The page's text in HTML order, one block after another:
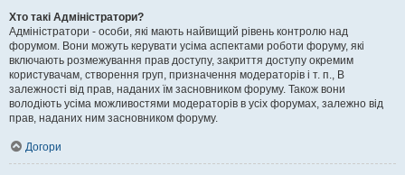
Хто такі Адміністратори?
Адміністратори - особи, які мають найвищий рівень контролю над
форумом. Вони можуть керувати усіма аспектами роботи форуму, які
включають розмежування прав доступу, закриття доступу окремим
користувачам, створення груп, призначення модераторів і т. п., В
залежності від прав, наданих їм засновником форуму. Також вони
володіють усіма можливостями модераторів в усіх форумах, залежно від
прав, наданих ним засновником форуму.
Догори